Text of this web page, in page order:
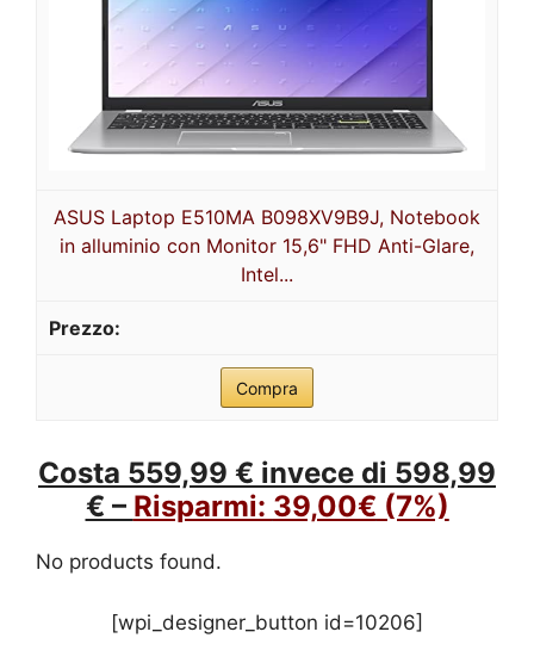
ASUS Laptop E510MA B098XV9B9J, Notebook
in alluminio con Monitor 15,6" FHD Anti-Glare,
Intel...
Compra
Costa 559,99 € invece di 598,99
€ – Risparmi: 39,00€ (7%)
No products found.
[wpi_designer_button id=10206]